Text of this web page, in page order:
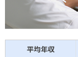
平均年収